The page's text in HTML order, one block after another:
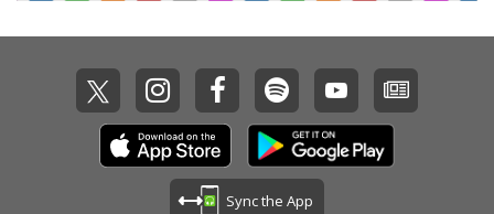
Sync the App